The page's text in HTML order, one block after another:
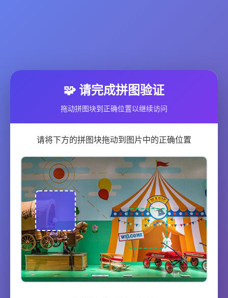
🧩 请完成拼图验证
拖动拼图块到正确位置以继续访问
请将下方的拼图块拖动到图片中的正确位置